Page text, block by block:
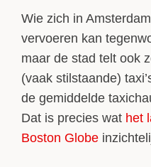
Wie zich in
vervoeren kan
maar de stad telt ook
(vaak stilstaande)
de gemiddelde
Dat is precies wat het
Boston Globe